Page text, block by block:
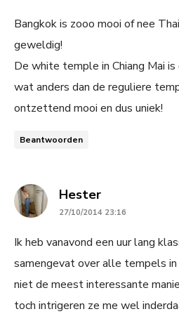
Bangkok is zooo mooi of nee
geweldig!
De white temple in Chiang Mai
wat anders dan de reguliere
ontzettend mooi en dus uniek!
Beantwoorden
Hestersays:
27/10/2014 23:16
Ik heb vanavond een uur lang
samengevat over alle tempels
niet de meest interessante
toch intrigeren ze me wel